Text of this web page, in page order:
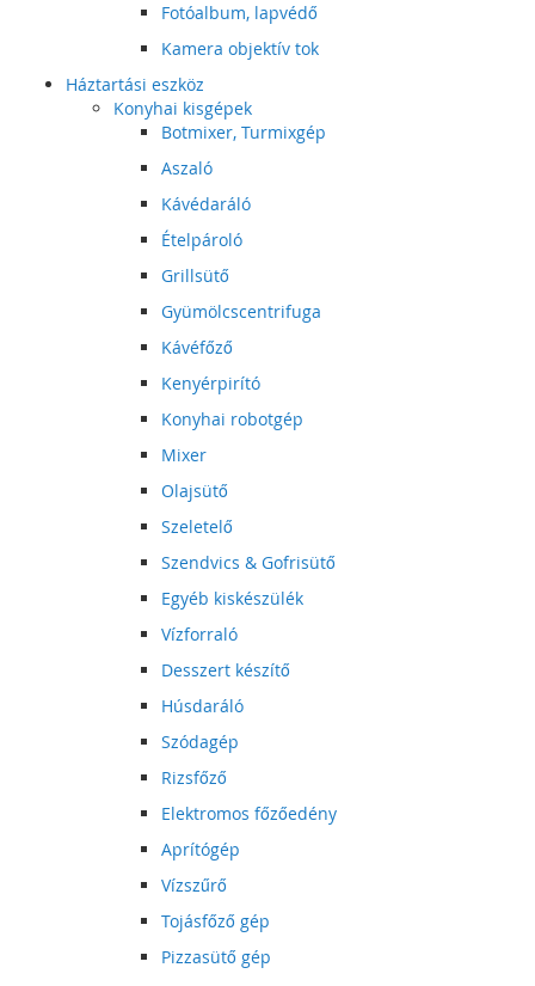
Fotóalbum, lapvédő
Kamera objektív tok
Háztartási eszköz
Konyhai kisgépek
Botmixer, Turmixgép
Aszaló
Kávédaráló
Ételpároló
Grillsütő
Gyümölcscentrifuga
Kávéfőző
Kenyérpirító
Konyhai robotgép
Mixer
Olajsütő
Szeletelő
Szendvics & Gofrisütő
Egyéb kiskészülék
Vízforraló
Desszert készítő
Húsdaráló
Szódagép
Rizsfőző
Elektromos főzőedény
Aprítógép
Vízszűrő
Tojásfőző gép
Pizzasütő gép